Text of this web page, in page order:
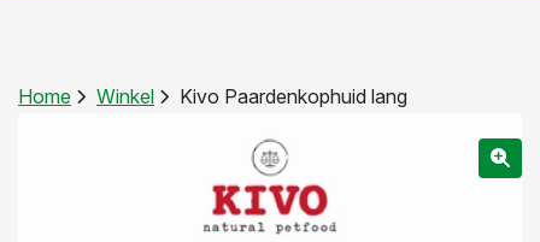
Home Winkel Kivo Paardenkophuid lang